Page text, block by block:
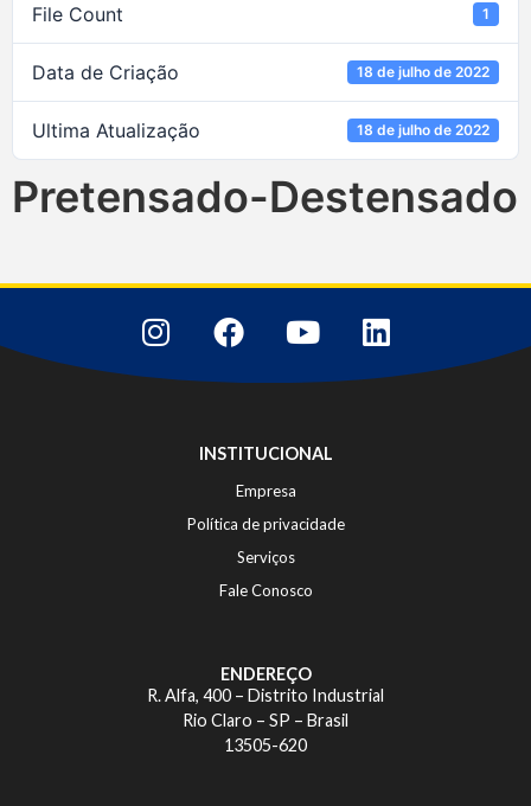
File Count 1
Data de Criação 18 de julho de 2022
Ultima Atualização 18 de julho de 2022
Pretensado-Destensado
INSTITUCIONAL
Empresa
Política de privacidade
Serviços
Fale Conosco
ENDEREÇO
R. Alfa, 400 – Distrito Industrial
Rio Claro – SP – Brasil
13505-620